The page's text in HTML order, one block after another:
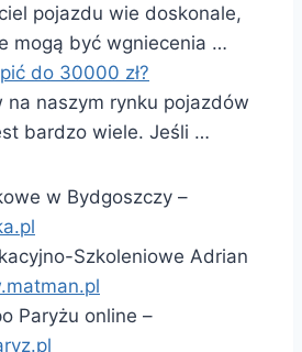
pojazdu wie doskonale,
mogą być wgniecenia …
do 30000 zł?
na naszym rynku pojazdów
bardzo wiele. Jeśli …
w Bydgoszczy –
Szkoleniowe Adrian
Paryżu online –